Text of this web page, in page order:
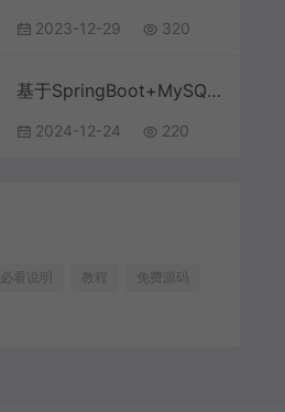
2023-12-29 320
基于SpringBoot+MySQL+Vue.js的物流管理系统(附论文)
2024-12-24 220
必看说明 教程 免费源码